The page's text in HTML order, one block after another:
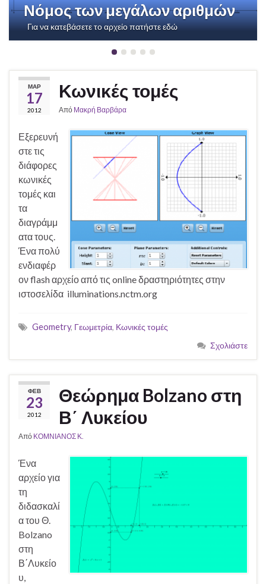
Νόμος των μεγάλων αριθμών
Για να κατεβάσετε το αρχείο πατήστε εδώ
ΜΑΡ
17
2012
Κωνικές τομές
Από Μακρή Βαρβάρα
Εξερευνή
στε τις
διάφορες
κωνικές
τομές και
τα
διαγράμμ
ατα τους.
Ένα πολύ
ενδιαφέρ
ον flash αρχείο από τις online δραστηριότητες στην
ιστοσελίδα illuminations.nctm.org
Geometry, Γεωμετρία, Κωνικές τομές
Σχολιάστε
ΦΕΒ
23
2012
Θεώρημα Bolzano στη
Β΄ Λυκείου
Από ΚΟΜΝΙΑΝΟΣ Κ.
Ένα
αρχείο για
τη
διδασκαλί
α του Θ.
Bolzano
στη
Β΄Λυκείο
υ,